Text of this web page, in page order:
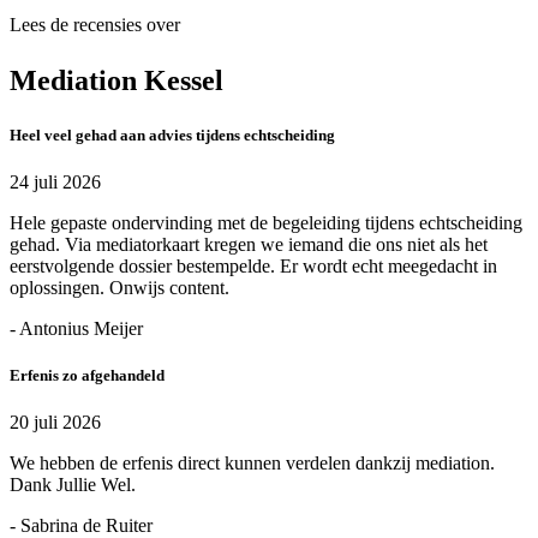
Lees de recensies over
Mediation Kessel
Heel veel gehad aan advies tijdens echtscheiding
24 juli 2026
Hele gepaste ondervinding met de begeleiding tijdens echtscheiding
gehad. Via mediatorkaart kregen we iemand die ons niet als het
eerstvolgende dossier bestempelde. Er wordt echt meegedacht in
oplossingen. Onwijs content.
- Antonius Meijer
Erfenis zo afgehandeld
20 juli 2026
We hebben de erfenis direct kunnen verdelen dankzij mediation.
Dank Jullie Wel.
- Sabrina de Ruiter